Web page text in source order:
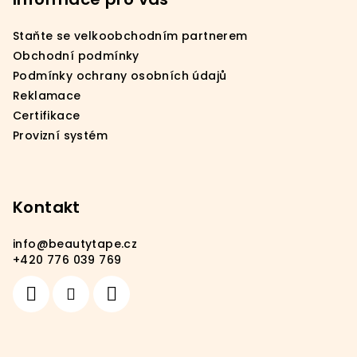
Staňte se velkoobchodním partnerem
Obchodní podmínky
Podmínky ochrany osobních údajů
Reklamace
Certifikace
Provizní systém
Kontakt
info@beautytape.cz
+420 776 039 769